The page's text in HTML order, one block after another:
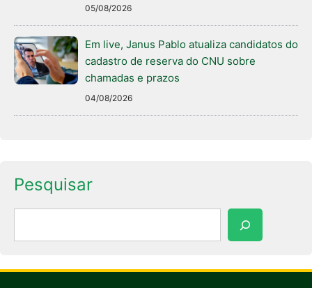
05/08/2026
Em live, Janus Pablo atualiza candidatos do
cadastro de reserva do CNU sobre
chamadas e prazos
04/08/2026
Pesquisar